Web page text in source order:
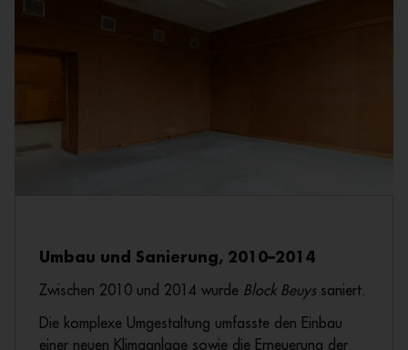
Umbau und Sanierung, 2010–2014
Zwischen 2010 und 2014 wurde Block Beuyssaniert.
Die komplexe Umgestaltung umfasste den Einbau
einer neuen Klimaanlage sowie die Erneuerung der